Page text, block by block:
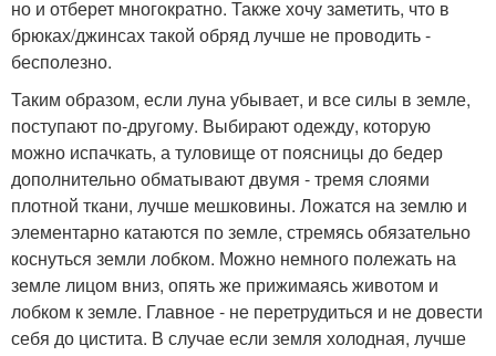
но и отберет многократно. Также хочу заметить, что в
брюках/джинсах такой обряд лучше не проводить -
бесполезно.
Таким образом, если луна убывает, и все силы в земле,
поступают по-другому. Выбирают одежду, которую
можно испачкать, а туловище от поясницы до бедер
дополнительно обматывают двумя - тремя слоями
плотной ткани, лучше мешковины. Ложатся на землю и
элементарно катаются по земле, стремясь обязательно
коснуться земли лобком. Можно немного полежать на
земле лицом вниз, опять же прижимаясь животом и
лобком к земле. Главное - не перетрудиться и не довести
себя до цистита. В случае если земля холодная, лучше